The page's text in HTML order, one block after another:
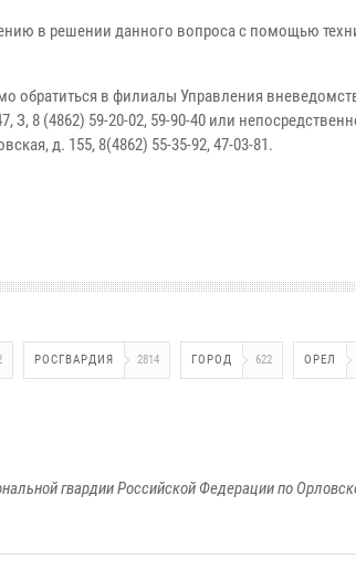
в решении данного вопроса с помощью
обратиться в филиалы Управления
8 (4862) 59-20-02, 59-90-40 или
д. 155, 8(4862) 55-35-92, 47-03-81.
РОСГВАРДИЯ 2814 ГОРОД 622 ОРЕЛ
гвардии Российской Федерации по